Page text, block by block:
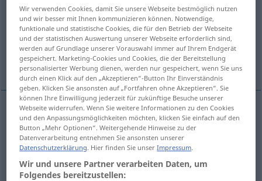
(Für mehr Details die Übersetzung anklicken/antippen)
Feld, Acker Land Lager
Gebiet Feld
Feldn campo AGR
Ackerm campo AGR
Wir verwenden Cookies, damit Sie unsere Webseite bestmöglich nutzen
und wir besser mit Ihnen kommunizieren können. Notwendige,
funktionale und statistische Cookies, die für den Betrieb der Webseite
und der statistischen Auswertung unserer Webseite erforderlich sind,
werden auf Grundlage unserer Vorauswahl immer auf Ihrem Endgerät
gespeichert. Marketing-Cookies und Cookies, die der Bereitstellung
personalisierter Werbung dienen, werden nur gespeichert, wenn Sie uns
durch einen Klick auf den „Akzeptieren“-Button Ihr Einverständnis
geben. Klicken Sie ansonsten auf „Fortfahren ohne Akzeptieren“. Sie
können Ihre Einwilligung jederzeit für zukünftige Besuche unserer
Webseite widerrufen. Wenn Sie weitere Informationen zu den Cookies
und den Anpassungsmöglichkeiten möchten, klicken Sie einfach auf den
Button „Mehr Optionen“. Weitergehende Hinweise zu der
Datenverarbeitung entnehmen Sie ansonsten unserer
Datenschutzerklärung. Hier finden Sie unserImpressum.
Wir und unsere Partner verarbeiten Daten, um
Folgendes bereitzustellen: